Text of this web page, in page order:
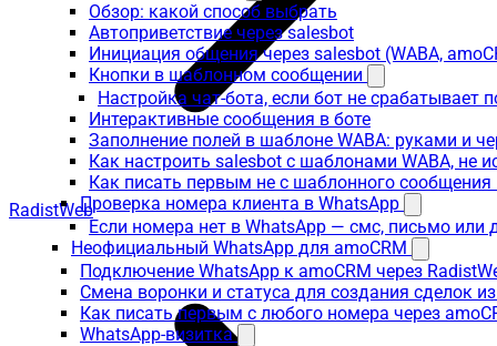
Обзор: какой способ выбрать
Автоприветствие через salesbot
Инициация общения через salesbot (WABA,
Кнопки в шаблонном сообщении
Настройка чат-бота, если бот не срабатывает
Интерактивные сообщения в боте
Заполнение полей в шаблоне WABA: руками и
Как настроить salesbot с шаблонами WABA, не
Как писать первым не с шаблонного сообщения
Проверка номера клиента в WhatsApp
Если номера нет в WhatsApp — смс, письмо или
Неофициальный WhatsApp для amoCRM
Подключение WhatsApp к amoCRM через
Смена воронки и статуса для создания сделок
Как писать первым с любого номера через
WhatsApp-визитка
RadistWeb